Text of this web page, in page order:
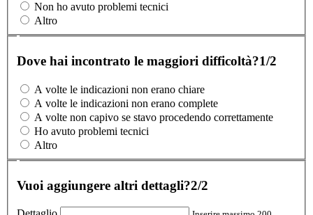
Non ho avuto problemi tecnici
Altro
Dove hai incontrato le maggiori difficoltà?1/2
A volte le indicazioni non erano chiare
A volte le indicazioni non erano complete
A volte non capivo se stavo procedendo correttamente
Ho avuto problemi tecnici
Altro
Vuoi aggiungere altri dettagli?2/2